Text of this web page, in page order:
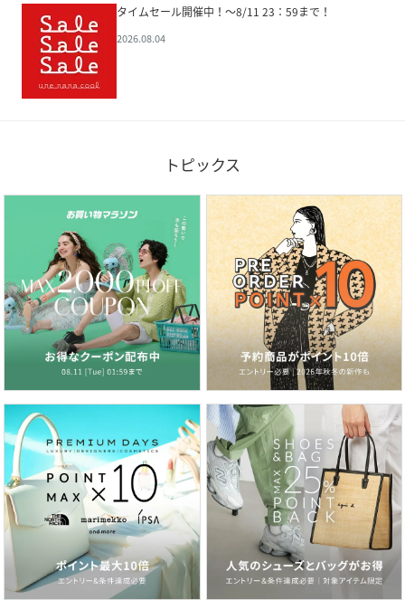
タイムセール開催中！～8/11 23：59まで！
2026.08.04
トピックス